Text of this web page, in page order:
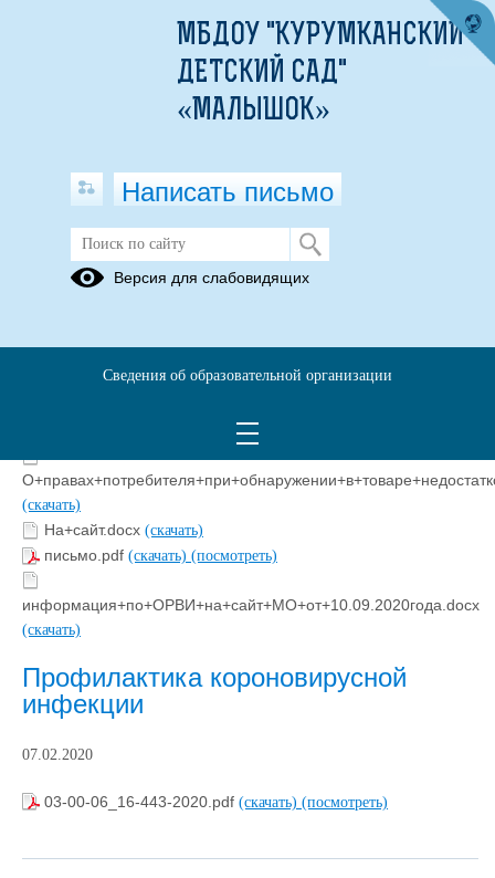
Информация для родителей
(скачать)
На+сайт.docx (скачать)
письмо.pdf (скачать) (посмотреть)
информация+по+ОРВИ+на+сайт+МО+от+10.09.2020года.docx
(скачать)
Профилактика короновирусной
инфекции
07.02.2020
03-00-06_16-443-2020.pdf (скачать) (посмотреть)
МБДОУ "КУРУМКАНСКИЙ
ДЕТСКИЙ САД"
«МАЛЫШОК»
Написать письмо
Версия для слабовидящих
Сведения об образовательной организации